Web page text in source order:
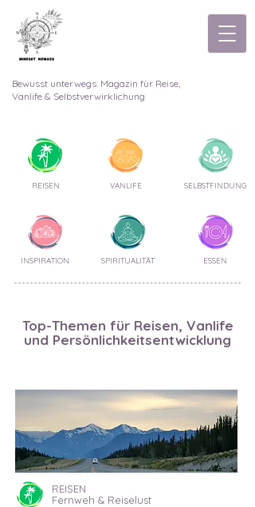
Bewusst unterwegs: Magazin für Reise,
Vanlife & Selbstverwirklichung
REISEN
INSPIRATION
VANLIFE
SPIRITUALITÄT
SELBSTFINDUNG
ESSEN
Top-Themen für Reisen, Vanlife
und Persönlichkeitsentwicklung
REISEN
Fernweh & Reiselust